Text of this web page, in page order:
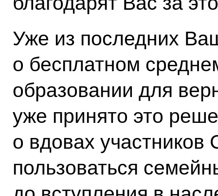
Уже из последних
о бесплатном
образовании для
уже принято это
о вдовах
пользоваться